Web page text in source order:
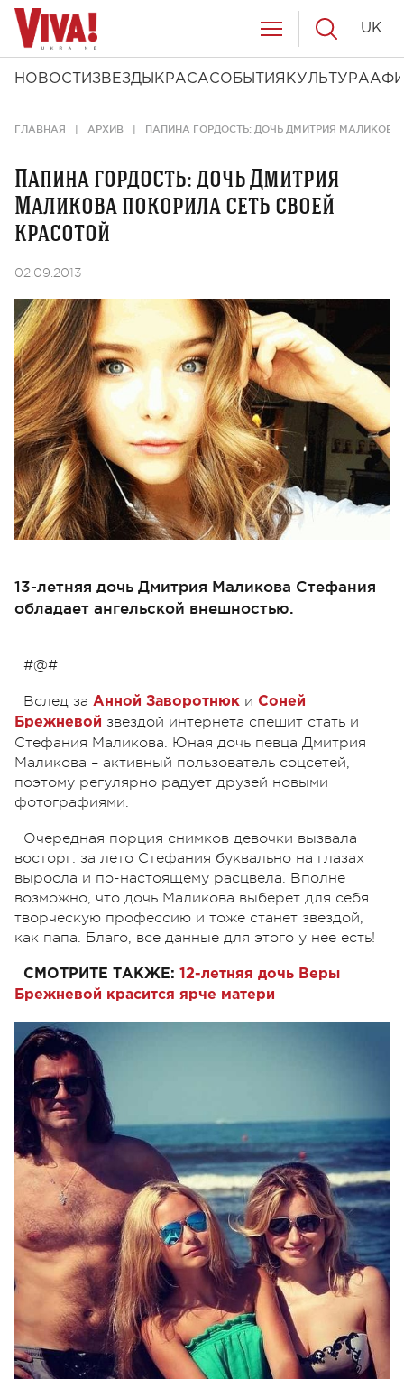
НОВОСТИ ЗВЕЗДЫ КРАСАСОБЫТИЯ КУЛЬТУРА
UK
ГЛАВНАЯ АРХИВ ПАПИНА ГОРДОСТЬ: ДОЧЬ ДМИТРИЯ
Папина гордость: дочь Дмитрия
Маликова покорила сеть своей
красотой
02.09.2013
13-летняя дочь Дмитрия Маликова Стефания
обладает ангельской внешностью.
#@#
Вслед за Анной Заворотнюк и Соней
Брежневой звездой интернета спешит стать и
Стефания Маликова. Юная дочь певца Дмитрия
Маликова – активный пользователь соцсетей,
поэтому регулярно радует друзей новыми
фотографиями.
Очередная порция снимков девочки вызвала
восторг: за лето Стефания буквально на глазах
выросла и по-настоящему расцвела. Вполне
возможно, что дочь Маликова выберет для себя
творческую профессию и тоже станет звездой,
как папа. Благо, все данные для этого у нее есть!
СМОТРИТЕ ТАКЖЕ: 12-летняя дочь Веры
Брежневой красится ярче матери